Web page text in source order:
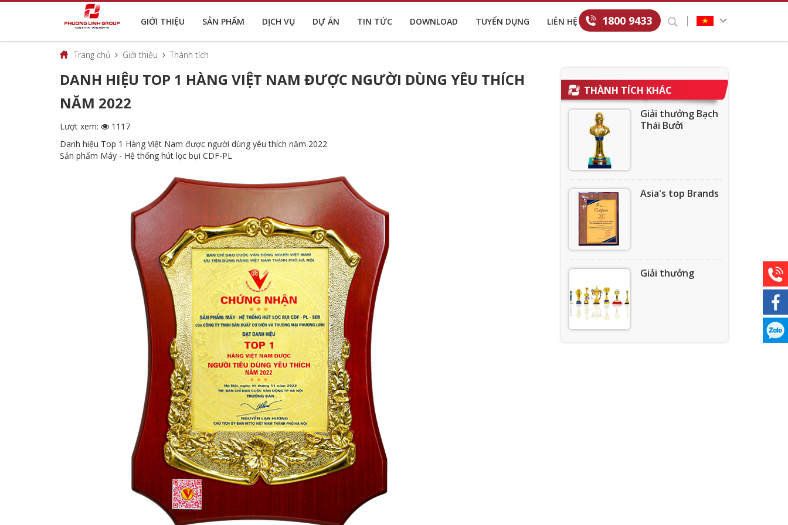
GIỚI THIỆU SẢN PHẨM DỊCH VỤ DỰ ÁN TIN TỨC DOWNLOAD TUYỂN DỤNG LIÊN HỆ 1800 9433
Trang chủ Giới thiệu Thành tích
DANH HIỆU TOP 1 HÀNG VIỆT NAM ĐƯỢC NGƯỜI DÙNG YÊU THÍCH
NĂM 2022
Lượt xem:
1117
Danh hiệu Top 1 Hàng Việt Nam được người dùng yêu thích năm 2022
Sản phẩm Máy - Hệ thống hút lọc bụi CDF-PL
THÀNH TÍCH KHÁC
Giải thưởng Bạch
Thái Bưởi
Asia's top Brands
Giải thưởng